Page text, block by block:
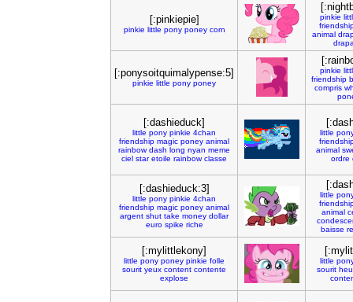
[:pinkiepie]
pinkie little pony poney corn
pinkie
animal
[:ponysoitquimalypense:5]
pinkie little pony poney
pinkie
friendship
compris
[:dashieduck]
little pony pinkie 4chan
friendship magic poney animal
rainbow dash long nyan meme
ciel star etoile rainbow classe
little
animal
ordre
[:dashieduck:3]
little pony pinkie 4chan
friendship magic poney animal
argent shut take money dollar
euro spike riche
little
animal
baisse
[:mylittlekony]
little pony poney pinkie folle
sourit yeux content contente
explose
little
sourit